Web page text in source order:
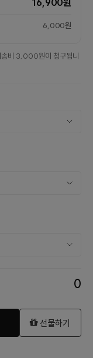
16,900원
6,000원
비 3,000원이 청구됩니
0
선물하기